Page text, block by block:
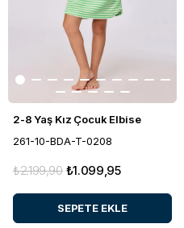
2-8 Yaş Kız Çocuk Elbise
261-10-BDA-T-0208
₺1.099,95
₺2.199,90
SEPETE EKLE